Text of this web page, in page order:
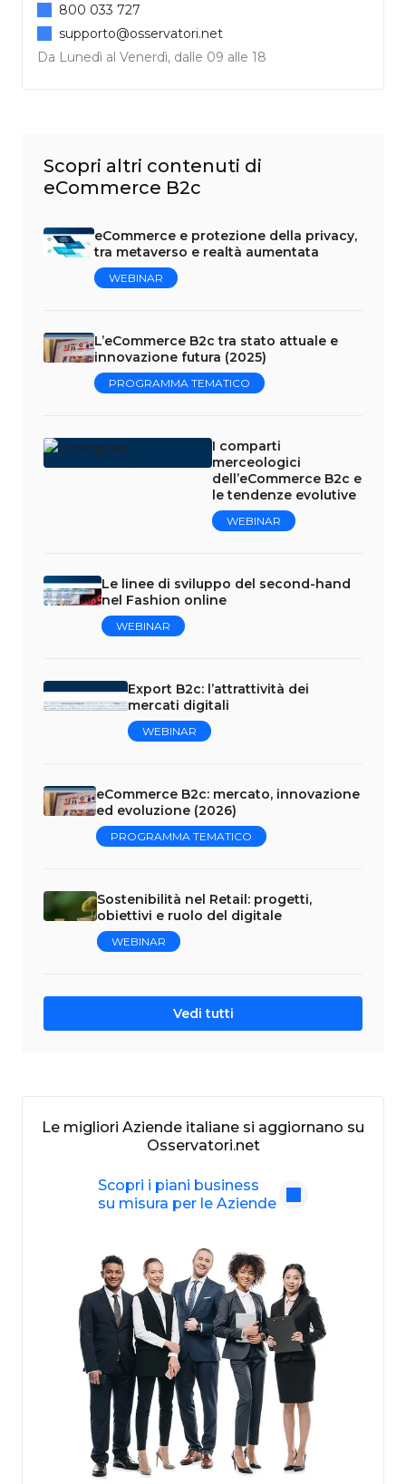
Da Lunedì al Venerdì, dalle 09 alle 18
800 033 727
supporto@osservatori.net
Scopri altri contenuti di
eCommerce B2c
eCommerce e protezione della privacy,
tra metaverso e realtà aumentata
WEBINAR
L’eCommerce B2c tra stato attuale e
innovazione futura (2025)
PROGRAMMA TEMATICO
I comparti
merceologici
dell’eCommerce B2c e
le tendenze evolutive
WEBINAR
Le linee di sviluppo del second-hand
nel Fashion online
WEBINAR
Export B2c: l’attrattività dei
mercati digitali
WEBINAR
eCommerce B2c: mercato, innovazione
ed evoluzione (2026)
PROGRAMMA TEMATICO
Sostenibilità nel Retail: progetti,
obiettivi e ruolo del digitale
WEBINAR
Vedi tutti
Le migliori Aziende italiane si aggiornano su
Osservatori.net
Scopri i piani business
su misura per le Aziende